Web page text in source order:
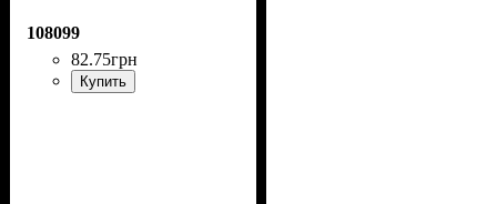
108099
82.75грн
Купить